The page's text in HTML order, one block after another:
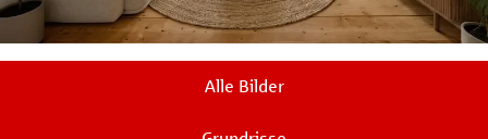
Alle Bilder